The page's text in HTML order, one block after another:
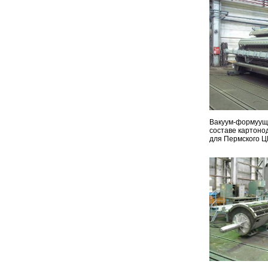
Вакуум-
составе
для Пермского